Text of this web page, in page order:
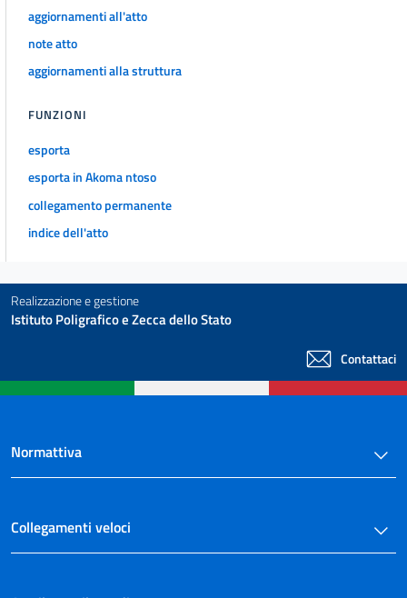
art. 25
art. 26
art. 26 bis
art. 29
art. 30
art. 30 bis
art. 31
art. 32
art. 35
art. 38
art. 39
aggiornamenti all'atto
note atto
aggiornamenti alla struttura
FUNZIONI
esporta
esporta in Akoma ntoso
collegamento permanente
indice dell'atto
Realizzazione e gestione
Istituto Poligrafico e Zecca dello Stato
Contattaci
Normattiva
Collegamenti veloci